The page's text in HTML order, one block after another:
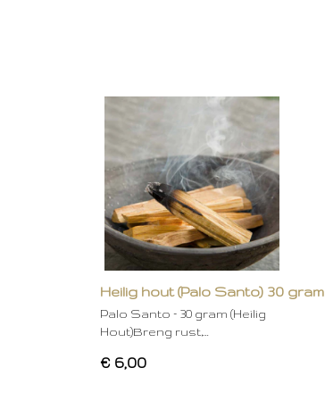
Heilig hout (Palo Santo) 30 gram
Palo Santo – 30 gram (Heilig
Hout)Breng rust,…
€ 6,00